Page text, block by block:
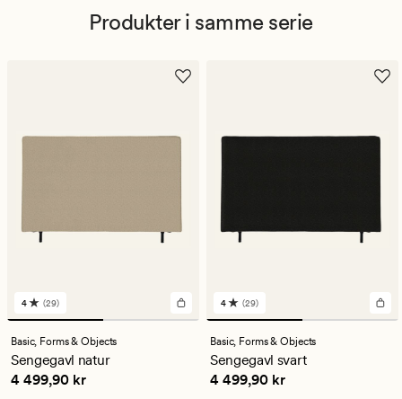
Produkter i samme serie
29
anmeldelser
med
en
gjennomsnittlig
vurdering
4 (29)
Basic, Forms & Objects
Sengegavl natur
Pris 4 499,90 kr
4 499,90 kr
29
anmeldelser
med
en
gjennomsnittlig
vurdering
4 (29)
Basic, Forms & Objects
Sengegavl svart
Pris 4 499,90 kr
4 499,90 kr